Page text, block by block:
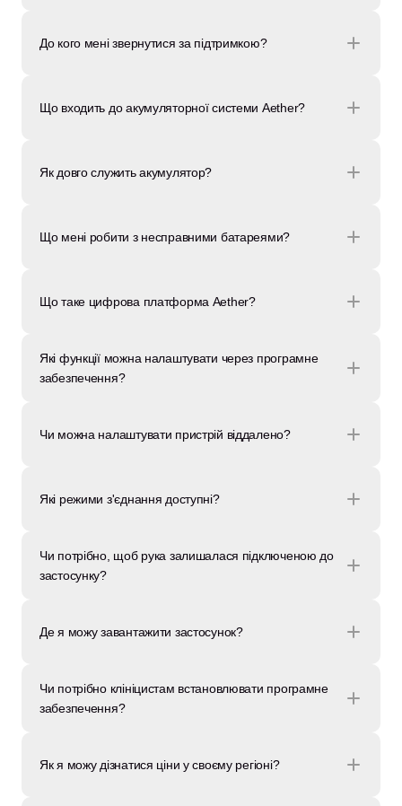
До кого мені звернутися за підтримкою?
Що входить до акумуляторної системи Aether?
Як довго служить акумулятор?
Що мені робити з несправними батареями?
Що таке цифрова платформа Aether?
Які функції можна налаштувати через програмне
забезпечення?
Чи можна налаштувати пристрій віддалено?
Які режими з'єднання доступні?
Чи потрібно, щоб рука залишалася підключеною до
застосунку?
Де я можу завантажити застосунок?
Чи потрібно клініцистам встановлювати програмне
забезпечення?
Як я можу дізнатися ціни у своєму регіоні?